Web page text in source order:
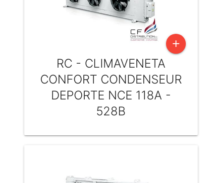
add
RC - CLIMAVENETA
CONFORT CONDENSEUR
DEPORTE NCE 118A -
528B